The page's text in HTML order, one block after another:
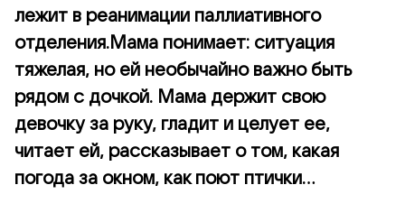
лежит в реанимации паллиативного
отделения.Мама понимает: ситуация
тяжелая, но ей необычайно важно быть
рядом с дочкой. Мама держит свою
девочку за руку, гладит и целует ее,
читает ей, рассказывает о том, какая
погода за окном, как поют птички…